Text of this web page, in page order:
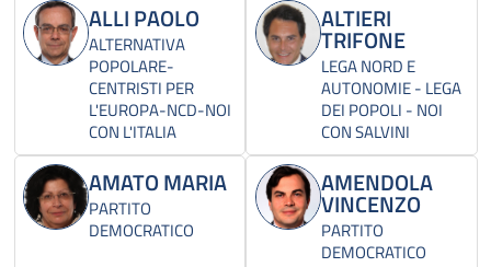
ALLI PAOLO
ALTERNATIVA
POPOLARE-
CENTRISTI PER
L'EUROPA-NCD-NOI
CON L'ITALIA
ALTIERI
TRIFONE
LEGA NORD E
AUTONOMIE - LEGA
DEI POPOLI - NOI
CON SALVINI
AMATO MARIA
PARTITO
DEMOCRATICO
AMENDOLA
VINCENZO
PARTITO
DEMOCRATICO